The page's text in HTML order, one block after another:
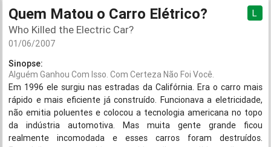
Quem Matou o Carro Elétrico? L
Who Killed the Electric Car?
01/06/2007
Sinopse:
Alguém Ganhou Com Isso. Com Certeza Não Foi Você.
Em 1996 ele surgiu nas estradas da Califórnia. Era o carro mais
rápido e mais eficiente já construído. Funcionava a eletricidade,
não emitia poluentes e colocou a tecnologia americana no topo
da indústria automotiva. Mas muita gente grande ficou
realmente incomodada e esses carros foram destruídos.